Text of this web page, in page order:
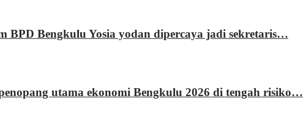
BPD Bengkulu Yosia yodan dipercaya jadi sekretaris…
utama ekonomi Bengkulu 2026 di tengah risiko…